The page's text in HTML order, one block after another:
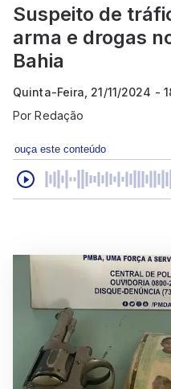
Suspeito de
arma e drogas
Bahia
Quinta-Feira, 21/11/2024 -
PorRedação
ouça este conteúdo